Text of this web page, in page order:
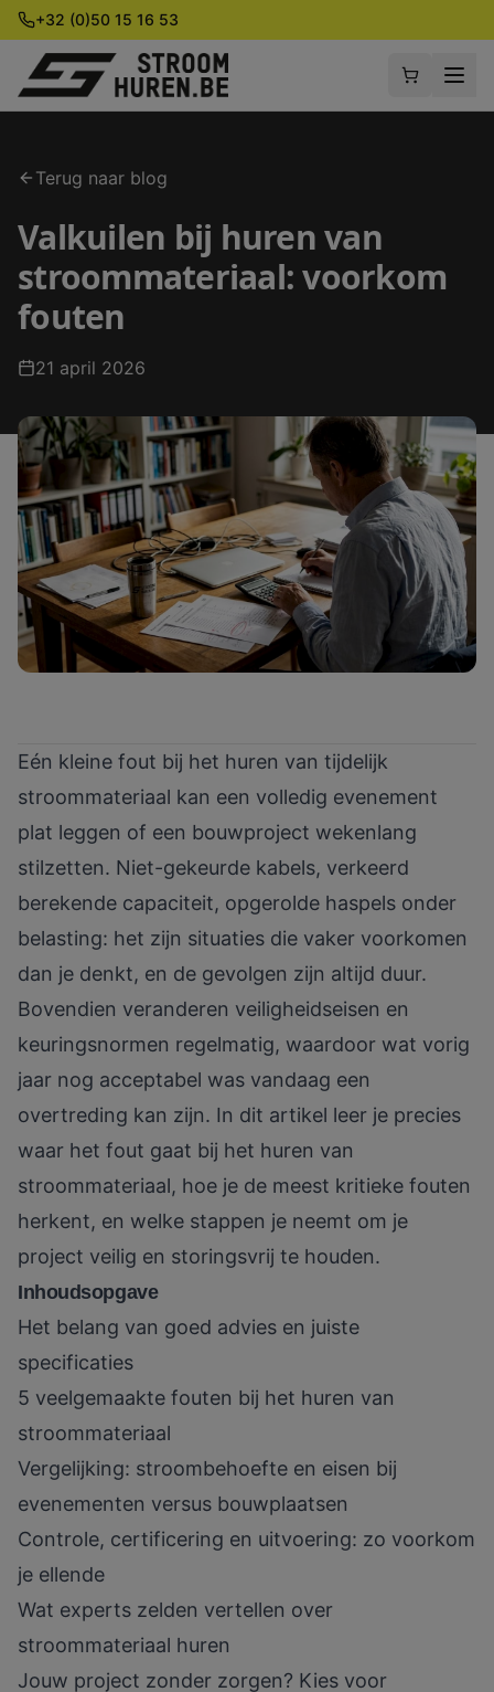
+32 (0)50 15 16 53
Terug naar blog
Valkuilen bij huren van
stroommateriaal: voorkom
fouten
21 april 2026
Eén kleine fout bij het huren van tijdelijk
stroommateriaal kan een volledig evenement
plat leggen of een bouwproject wekenlang
stilzetten. Niet-gekeurde kabels, verkeerd
berekende capaciteit, opgerolde haspels onder
belasting: het zijn situaties die vaker voorkomen
dan je denkt, en de gevolgen zijn altijd duur.
Bovendien veranderen veiligheidseisen en
keuringsnormen regelmatig, waardoor wat vorig
jaar nog acceptabel was vandaag een
overtreding kan zijn. In dit artikel leer je precies
waar het fout gaat bij het huren van
stroommateriaal, hoe je de meest kritieke fouten
herkent, en welke stappen je neemt om je
project veilig en storingsvrij te houden.
Inhoudsopgave
Het belang van goed advies en juiste
specificaties
5 veelgemaakte fouten bij het huren van
stroommateriaal
Vergelijking: stroombehoefte en eisen bij
evenementen versus bouwplaatsen
Controle, certificering en uitvoering: zo voorkom
je ellende
Wat experts zelden vertellen over
stroommateriaal huren
Jouw project zonder zorgen? Kies voor